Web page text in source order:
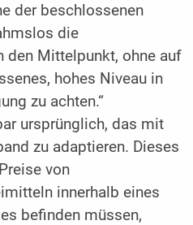
der beschlossenen
die
den Mittelpunkt, ohne auf
hohes Niveau in
zu achten.“
ursprünglich, das mit
zu adaptieren. Dieses
von
innerhalb eines
befinden müssen,